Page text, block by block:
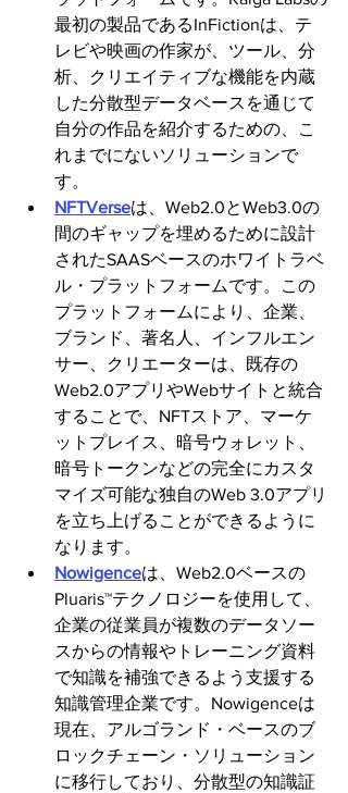
最初の製品であるInFictionは、テ
レビや映画の作家が、ツール、分
析、クリエイティブな機能を内蔵
した分散型データベースを通じて
自分の作品を紹介するための、こ
れまでにないソリューションで
す。
NFTVerseは、Web2.0とWeb3.0の
間のギャップを埋めるために設計
されたSAASベースのホワイトラベ
ル・プラットフォームです。この
プラットフォームにより、企業、
ブランド、著名人、インフルエン
サー、クリエーターは、既存の
Web2.0アプリやWebサイトと統合
することで、NFTストア、マーケ
ットプレイス、暗号ウォレット、
暗号トークンなどの完全にカスタ
マイズ可能な独自のWeb 3.0アプリ
を立ち上げることができるように
なります。
Nowigenceは、Web2.0ベースの
Pluaris™テクノロジーを使用して、
企業の従業員が複数のデータソー
スからの情報やトレーニング資料
で知識を補強できるよう支援する
知識管理企業です。Nowigenceは
現在、アルゴランド・ベースのブ
ロックチェーン・ソリューション
に移行しており、分散型の知識証